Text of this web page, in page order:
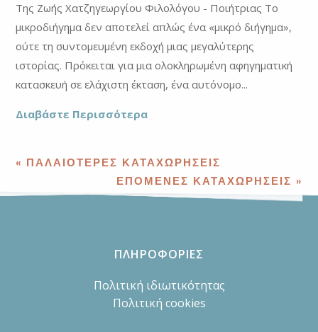
Της Ζωής Χατζηγεωργίου Φιλολόγου - Ποιήτριας Το
μικροδιήγημα δεν αποτελεί απλώς ένα «μικρό διήγημα»,
ούτε τη συντομευμένη εκδοχή μιας μεγαλύτερης
ιστορίας. Πρόκειται για μια ολοκληρωμένη αφηγηματική
κατασκευή σε ελάχιστη έκταση, ένα αυτόνομο...
Διαβάστε Περισσότερα
« ΠΑΛΑΙΌΤΕΡΕΣ ΚΑΤΑΧΩΡΉΣΕΙΣ
ΕΠΌΜΕΝΕΣ ΚΑΤΑΧΩΡΉΣΕΙΣ »
ΠΛΗΡΟΦΟΡΙΕΣ
Πολιτική ιδιωτικότητας
Πολιτική cookies